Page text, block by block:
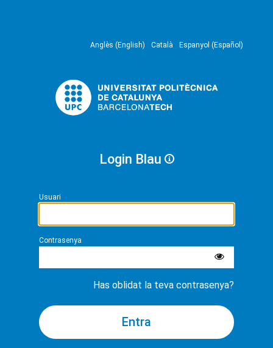
Anglès (English) Català Espanyol (Español)
Login Blau
Usuari
Contrasenya
Has oblidat la teva contrasenya?